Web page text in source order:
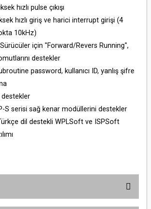
hızlı pulse çıkışı
hızlı giriş ve harici interrupt girişi (4
10kHz)
için "Forward/Revers Running",
destekler
password, kullanıcı ID, yanlış şifre
destekler
S serisi sağ kenar modüllerini destekler
dil destekli WPLSoft ve ISPSoft